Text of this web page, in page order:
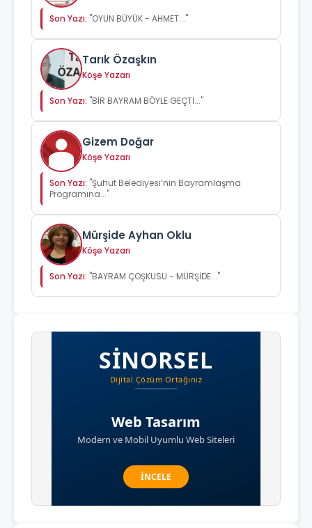
Son Yazı: "OYUN BÜYÜK - AHMET..."
Tarık Özaşkın
Köşe Yazarı
Son Yazı: "BİR BAYRAM BÖYLE GEÇTİ..."
Gizem Doğar
Köşe Yazarı
Son Yazı: "Şuhut Belediyesi’nin Bayramlaşma
Programına..."
Mürşide Ayhan Oklu
Köşe Yazarı
Son Yazı: "BAYRAM ÇOŞKUSU - MÜRŞİDE..."